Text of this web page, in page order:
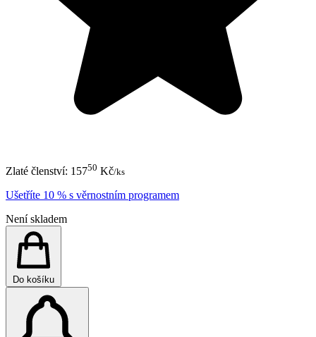
Zlaté členství: 15750 Kč/ks
Ušetříte 10 % s věrnostním programem
Není skladem
Do košíku